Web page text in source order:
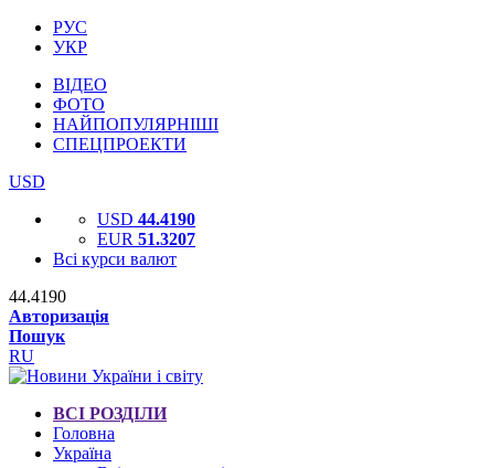
РУС
УКР
ВІДЕО
ФОТО
НАЙПОПУЛЯРНІШІ
СПЕЦПРОЕКТИ
USD
USD 44.4190
EUR 51.3207
Всі курси валют
44.4190
Авторизація
Пошук
RU
ВСІ РОЗДІЛИ
Головна
Україна